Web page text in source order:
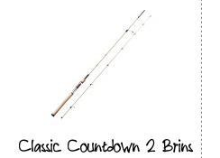
Classic Countdown 2 Brins